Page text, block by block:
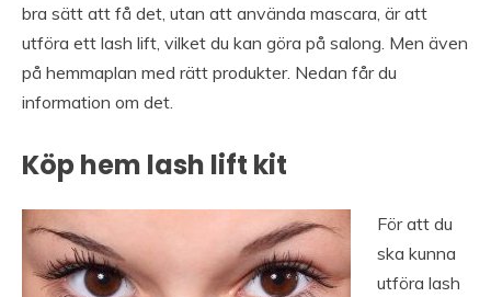
bra sätt att få det, utan att använda mascara, är att
utföra ett lash lift, vilket du kan göra på salong. Men även
på hemmaplan med rätt produkter. Nedan får du
information om det.
Köp hem lash lift kit
För att du
ska kunna
utföra lash